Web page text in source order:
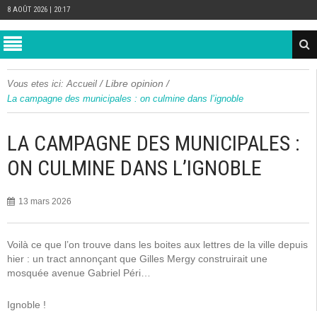
8 AOÛT 2026 | 20:17
Vous etes ici: Accueil /Libre opinion /
La campagne des municipales : on culmine dans l’ignoble
LA CAMPAGNE DES MUNICIPALES :
ON CULMINE DANS L’IGNOBLE
13 mars 2026
Voilà ce que l’on trouve dans les boites aux lettres de la ville depuis
hier : un tract annonçant que Gilles Mergy construirait une
mosquée avenue Gabriel Péri…
Ignoble !